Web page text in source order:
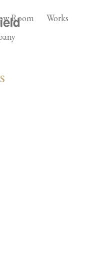
Room
Works